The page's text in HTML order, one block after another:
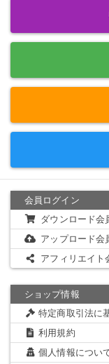
会員ログイン
ダウンロード会
アップロード会
アフィリエイト
ショップ情報
特定商取引法に
利用規約
個人情報につい